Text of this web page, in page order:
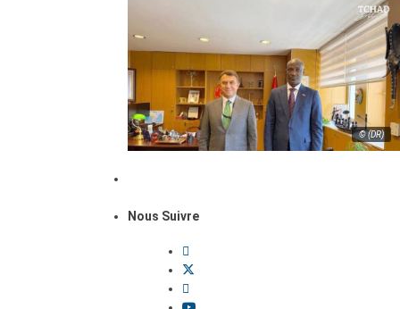
© (DR)
Nous Suivre